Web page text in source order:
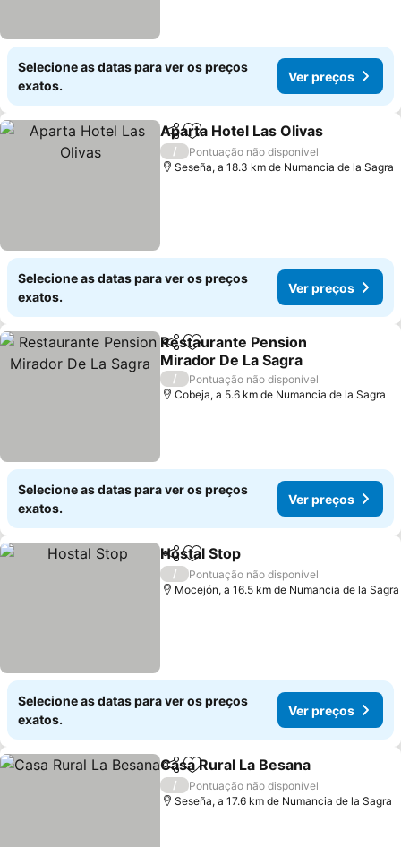
Selecione as datas para ver os preços
exatos.
Ver preços
PartilharAdicionar aos favoritos
Aparta Hotel Las Olivas
/
Pontuação não disponível
Seseña, a 18.3 km de Numancia de la Sagra
Selecione as datas para ver os preços
exatos.
Ver preços
PartilharAdicionar aos favoritos
Restaurante Pension
Mirador De La Sagra
/
Pontuação não disponível
Cobeja, a 5.6 km de Numancia de la Sagra
Selecione as datas para ver os preços
exatos.
Ver preços
PartilharAdicionar aos favoritos
Hostal Stop
/
Pontuação não disponível
Mocejón, a 16.5 km de Numancia de la Sagra
Selecione as datas para ver os preços
exatos.
Ver preços
PartilharAdicionar aos favoritos
Casa Rural La Besana
/
Pontuação não disponível
Seseña, a 17.6 km de Numancia de la Sagra